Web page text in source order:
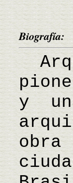
Biografía:
y